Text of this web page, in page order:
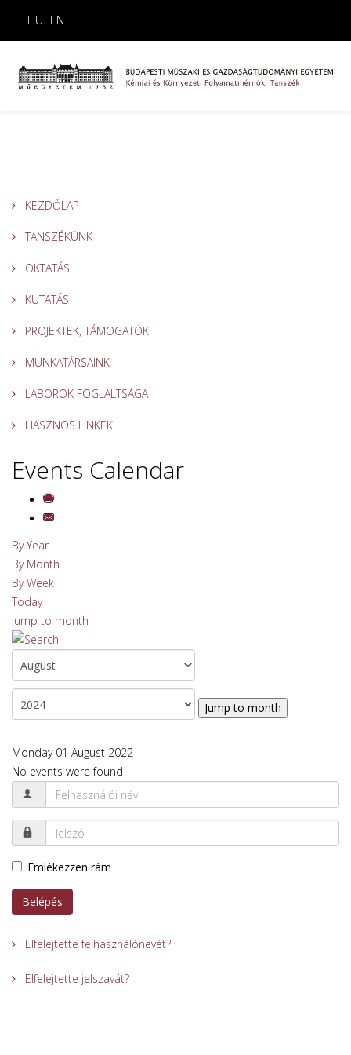
HU EN
KEZDŐLAP
TANSZÉKÜNK
OKTATÁS
KUTATÁS
PROJEKTEK, TÁMOGATÓK
MUNKATÁRSAINK
LABOROK FOGLALTSÁGA
HASZNOS LINKEK
Events Calendar
By Year
By Month
By Week
Today
Jump to month
Jump to month
Monday 01 August 2022
No events were found
Emlékezzen rám
Belépés
Elfelejtette felhasználónevét?
Elfelejtette jelszavát?